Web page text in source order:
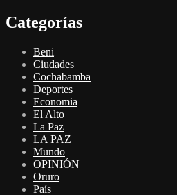
Categorías
Beni
Ciudades
Cochabamba
Deportes
Economia
El Alto
La Paz
LA PAZ
Mundo
OPINIÓN
Oruro
País